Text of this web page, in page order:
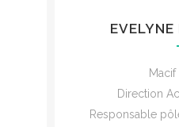
Direction
Responsable